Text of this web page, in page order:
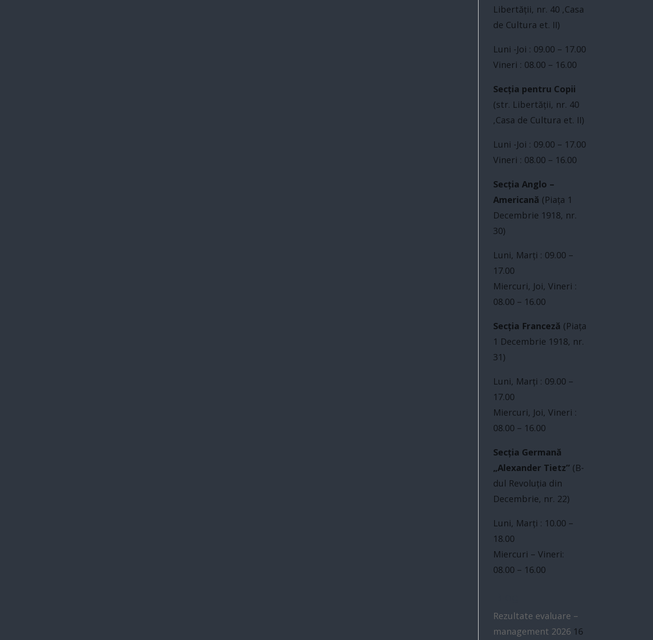
Libertăţii, nr. 40 ,Casa
de Cultura et. II)
Luni -Joi : 09.00 – 17.00
Vineri : 08.00 – 16.00
Secția pentru Copii
(str. Libertăţii, nr. 40
,Casa de Cultura et. II)
Luni -Joi : 09.00 – 17.00
Vineri : 08.00 – 16.00
Secția Anglo –
Americană (Piaţa 1
Decembrie 1918, nr.
30)
Luni, Marți : 09.00 –
17.00
Miercuri, Joi, Vineri :
08.00 – 16.00
Secția Franceză (Piaţa
1 Decembrie 1918, nr.
31)
Luni, Marți : 09.00 –
17.00
Miercuri, Joi, Vineri :
08.00 – 16.00
Secția Germană
„Alexander Tietz” (B-
dul Revoluţia din
Decembrie, nr. 22)
Luni, Marți : 10.00 –
18.00
Miercuri – Vineri:
08.00 – 16.00
Rezultate evaluare –
management 2026 16